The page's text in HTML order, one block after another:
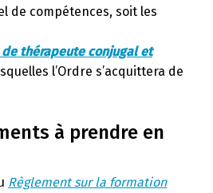
de compétences, soit les
thérapeute conjugal et
l’Ordre s’acquittera de
à prendre en
Règlement sur la formation